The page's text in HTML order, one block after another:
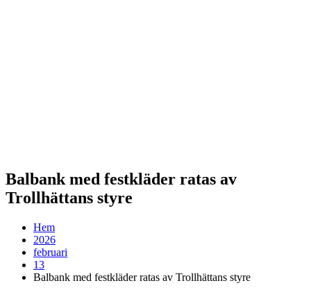
Balbank med festkläder ratas av
Trollhättans styre
Hem
2026
februari
13
Balbank med festkläder ratas av Trollhättans styre